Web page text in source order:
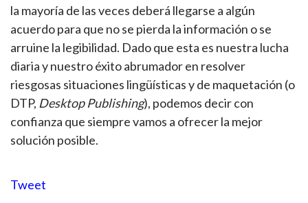
la mayoría de las veces deberá llegarse a algún
acuerdo para que no se pierda la información o se
arruine la legibilidad. Dado que esta es nuestra lucha
diaria y nuestro éxito abrumador en resolver
riesgosas situaciones lingüísticas y de maquetación (o
DTP, Desktop Publishing), podemos decir con
confianza que siempre vamos a ofrecer la mejor
solución posible.
Tweet